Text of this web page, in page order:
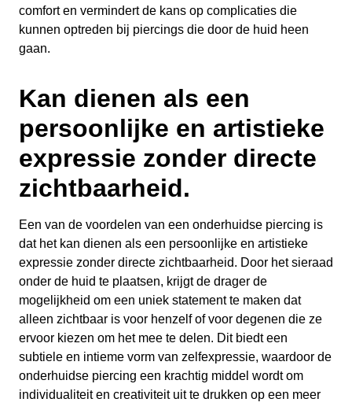
comfort en vermindert de kans op complicaties die
kunnen optreden bij piercings die door de huid heen
gaan.
Kan dienen als een
persoonlijke en artistieke
expressie zonder directe
zichtbaarheid.
Een van de voordelen van een onderhuidse piercing is
dat het kan dienen als een persoonlijke en artistieke
expressie zonder directe zichtbaarheid. Door het sieraad
onder de huid te plaatsen, krijgt de drager de
mogelijkheid om een uniek statement te maken dat
alleen zichtbaar is voor henzelf of voor degenen die ze
ervoor kiezen om het mee te delen. Dit biedt een
subtiele en intieme vorm van zelfexpressie, waardoor de
onderhuidse piercing een krachtig middel wordt om
individualiteit en creativiteit uit te drukken op een meer